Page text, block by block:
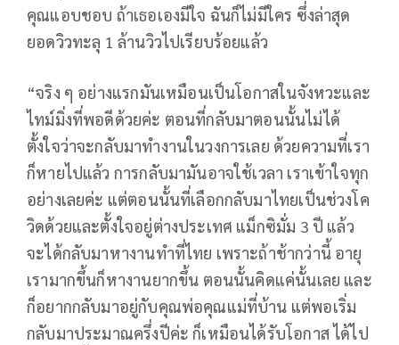
คุณแอบชอบ ถ้าเธอเองมีใจ ฉันก็ไม่มีใคร ซึ่งล่าสุด
ยอดวิวทะลุ 1 ล้านวิวไปเรียบร้อยแล้ว
“จริง ๆ อย่างแรกมันเหมือนเป็นโอกาสในจังหวะและ
ไทม์มิ่งที่พอดีด้วยค่ะ ตอนที่กลับมาตอนนั้นไม่ได้
ตั้งใจว่าจะกลับมาทำงานในวงการเลย ด้วยความที่เรา
ก็หายไปแล้ว การกลับมามันอาจใช้เวลา เราเข้าใจทุก
อย่างเลยค่ะ แต่ตอนนั้นที่เลือกกลับมาไทยเป็นช่วงโค
วิดด้วยและตั้งใจอยู่ต่างประเทศ แม็กซิมั่ม 3 ปี แล้ว
จะได้กลับมาหางานทำที่ไทย เพราะถ้าช้ากว่านี้ อายุ
เรามากขึ้นก็หางานยากขึ้น ตอนนั้นคิดแค่นั้นเลย และ
ก็อยากกลับมาอยู่กับคุณพ่อคุณแม่ที่บ้าน แต่พอเริ่ม
กลับมาประมาณครึ่งปีค่ะ ก็เหมือนได้รับโอกาส ได้ไป